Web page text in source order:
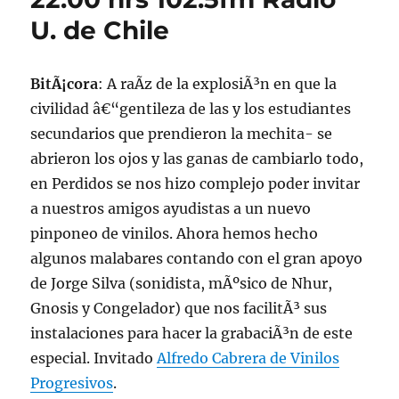
PROGRESIVOS
U. de Chile
BitÃ¡cora: A raÃ­z de la explosiÃ³n en que la
civilidad â€“gentileza de las y los estudiantes
secundarios que prendieron la mechita- se
abrieron los ojos y las ganas de cambiarlo todo,
en Perdidos se nos hizo complejo poder invitar
a nuestros amigos ayudistas a un nuevo
pinponeo de vinilos. Ahora hemos hecho
algunos malabares contando con el gran apoyo
de Jorge Silva (sonidista, mÃºsico de Nhur,
Gnosis y Congelador) que nos facilitÃ³ sus
instalaciones para hacer la grabaciÃ³n de este
especial. InvitadoAlfredo Cabrera de Vinilos
Progresivos.